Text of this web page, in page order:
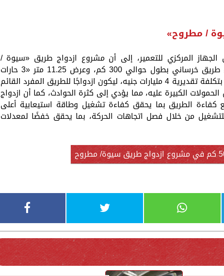
/ مطروح»
الجهاز المركزي للتعمير، إلى أن مشروع ازدواج طريق «سيوة /
مطروح»، الجاري تنفيذه، يتمثل في إنشاء طريق خرساني بطول حوالي 300 كم، وعرض 11.25 متر «3 حارات
مرورية»، بسرعة تصميمية 120 كم / ساعة، بتكلفة تقديرية 4 مليارات جنيه، ليكون ازدواجًا للطريق المفرد القائم
الكبيرة عليه، مما يؤدي إلى كثرة الحوادث، كما أن ازدواج
كفاءة الطريق بما يحقق كفاءة تشغيل وطاقة استيعابية أعلى
للتشغيل من خلال فصل اتجاهات الحركة، بما يحقق خفضًا لمعدلات